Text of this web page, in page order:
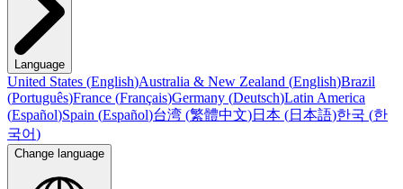
Language
United States (English)Australia & New Zealand (English)Brazil
(Português)France (Français)Germany (Deutsch)Latin America
(Español)Spain (Español)台湾 (繁體中文)日本 (日本語)한국 (한
국어)
Change language